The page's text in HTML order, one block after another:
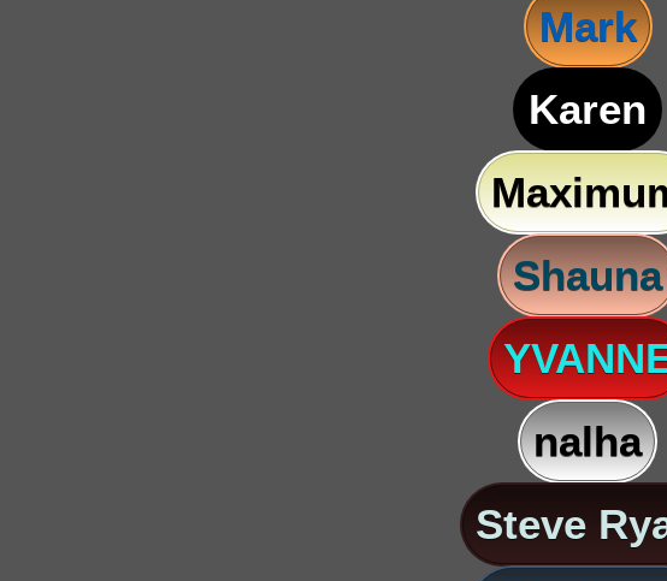
Mark
Karen
Shauna
nalha
Steve